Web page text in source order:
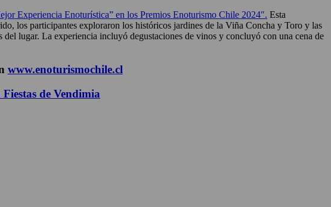
Experiencia Enoturística” en los Premios Enoturismo Chile 2024″. Esta
los participantes exploraron los históricos jardines de la Viña Concha y Toro y las
lugar. La experiencia incluyó degustaciones de vinos y concluyó con una cena de
www.enoturismochile.cl
de Vendimia